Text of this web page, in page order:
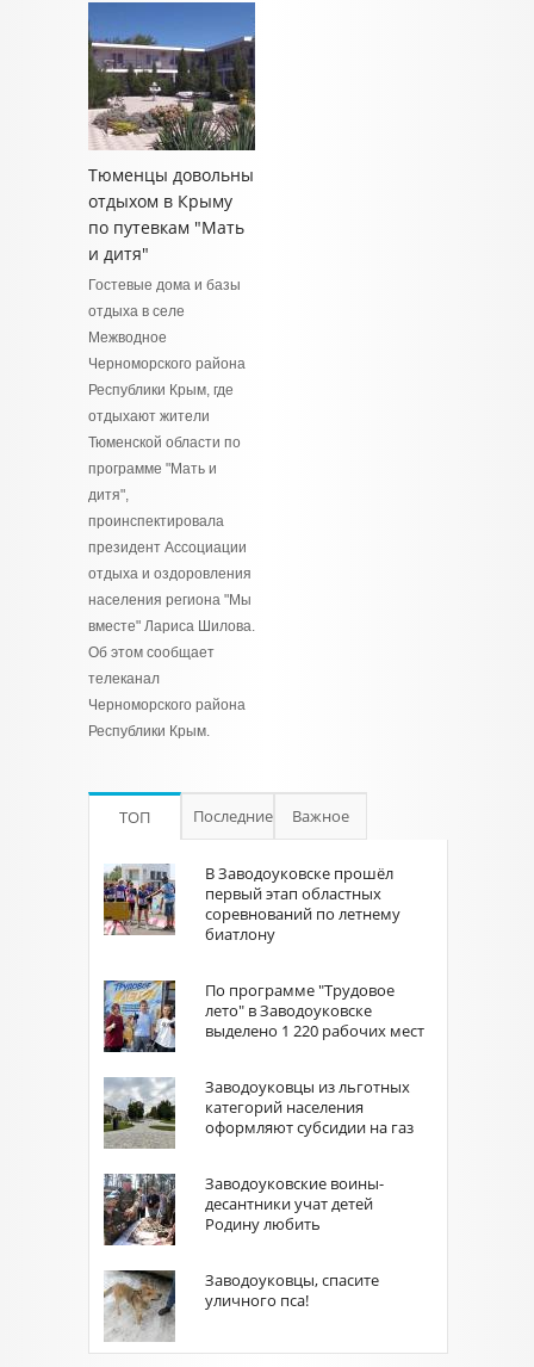
Тюменцы довольны
отдыхом в Крыму
по путевкам "Мать
и дитя"
Гостевые дома и базы
отдыха в селе
Межводное
Черноморского района
Республики Крым, где
отдыхают жители
Тюменской области по
программе "Мать и
дитя",
проинспектировала
президент Ассоциации
отдыха и оздоровления
населения региона "Мы
вместе" Лариса Шилова.
Об этом сообщает
телеканал
Черноморского района
Республики Крым.
ТОП Последние Важное
В Заводоуковске прошёл
первый этап областных
соревнований по летнему
биатлону
По программе "Трудовое
лето" в Заводоуковске
выделено 1 220 рабочих мест
Заводоуковцы из льготных
категорий населения
оформляют субсидии на газ
Заводоуковские воины-
десантники учат детей
Родину любить
Заводоуковцы, спасите
уличного пса!